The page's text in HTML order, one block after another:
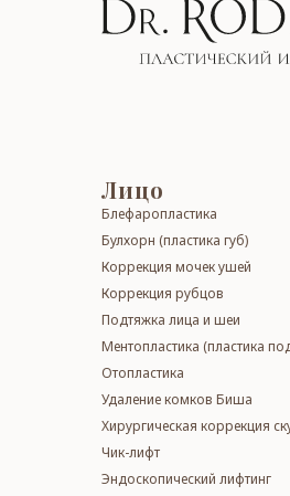
Лицо
Блефаропластика
Бул­хорн (пластика губ)
Коррекция мочек ушей
Кор­рек­ция рубцов
Подтяжка лица и шеи
Менто­пла­сти­ка (пластика
Отоп­лас­ти­ка
Уда­ле­ние ком­ков Би­ша
Хирур­ги­чес­кая кор­рек­ция
Чик-лифт
Эндоскопический лифтинг